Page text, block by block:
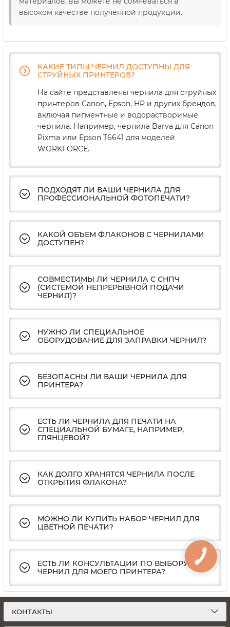
высоком качестве полученной продукции.
КАКИЕ ТИПЫ ЧЕРНИЛ ДОСТУПНЫ ДЛЯ
СТРУЙНЫХ ПРИНТЕРОВ?
На сайте представлены чернила для струйных
принтеров Canon, Epson, HP и других брендов,
включая пигментные и водорастворимые
чернила. Например, чернила Barva для Canon
Pixma или Epson T6641 для моделей
WORKFORCE.
ПОДХОДЯТ ЛИ ВАШИ ЧЕРНИЛА ДЛЯ
ПРОФЕССИОНАЛЬНОЙ ФОТОПЕЧАТИ?
КАКОЙ ОБЪЕМ ФЛАКОНОВ С ЧЕРНИЛАМИ
ДОСТУПЕН?
СОВМЕСТИМЫ ЛИ ЧЕРНИЛА С СНПЧ
(СИСТЕМОЙ НЕПРЕРЫВНОЙ ПОДАЧИ
ЧЕРНИЛ)?
НУЖНО ЛИ СПЕЦИАЛЬНОЕ
ОБОРУДОВАНИЕ ДЛЯ ЗАПРАВКИ ЧЕРНИЛ?
БЕЗОПАСНЫ ЛИ ВАШИ ЧЕРНИЛА ДЛЯ
ПРИНТЕРА?
ЕСТЬ ЛИ ЧЕРНИЛА ДЛЯ ПЕЧАТИ НА
СПЕЦИАЛЬНОЙ БУМАГЕ, НАПРИМЕР,
ГЛЯНЦЕВОЙ?
КАК ДОЛГО ХРАНЯТСЯ ЧЕРНИЛА ПОСЛЕ
ОТКРЫТИЯ ФЛАКОНА?
МОЖНО ЛИ КУПИТЬ НАБОР ЧЕРНИЛ ДЛЯ
ЦВЕТНОЙ ПЕЧАТИ?
ЕСТЬ ЛИ КОНСУЛЬТАЦИИ ПО ВЫБОРУ
ЧЕРНИЛ ДЛЯ МОЕГО ПРИНТЕРА?
КОНТАКТЫ